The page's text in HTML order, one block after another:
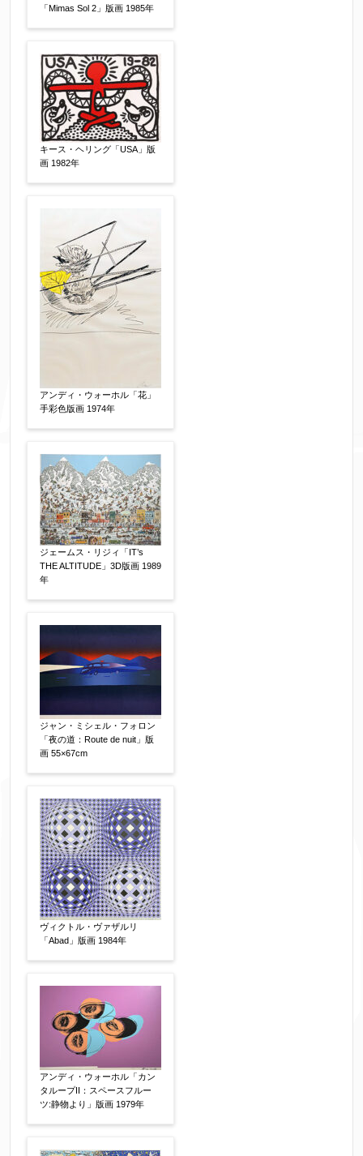
添付画像 【任意】
※添付画像は5MBまでのjpg、gif、pig、pdf形式
にてお送りください。
※追加や複数点ある場合はフォーム送信後に送ら
れてくる送信確認メール記載のアドレスからもお
送り頂けます。
お客様情報をご入力ください。
▼
お名前 【必須】
フリガナ 【任意】
メールアドレス 【必須】
※送信完了後こちらのメールアドレス宛に自動で
送信確認メールをお送りします。もし送信確認メ
ールが受信されない場合は、送信が完了していな
いか、アドレス間違え、迷惑メールフィルター等
により弊社からのお返事も受信できない場合がご
ざいますので、お電話(
合わせください。
電話番号 【必須】
「Mimas Sol 2」版画 1985年
キース・ヘリング「USA」版
画 1982年
アンディ・ウォーホル「花」
手彩色版画 1974年
ジェームス・リジィ「IT’s
THE ALTITUDE」3D版画 1989
年
ジャン・ミシェル・フォロン
「夜の道：Route de nuit」版
画 55×67cm
ヴィクトル・ヴァザルリ
「Abad」版画 1984年
アンディ・ウォーホル「カン
タループII：スペースフルー
ツ:静物より」版画 1979年